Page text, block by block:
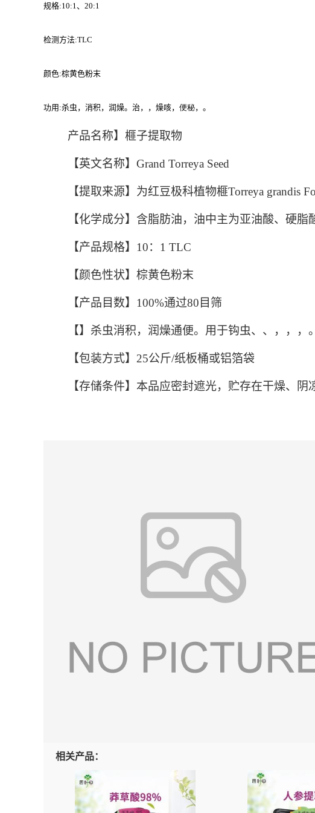
规格:10:1、 20:1
检测方法:TLC
颜色:棕黄色粉末
功用 :杀虫，消积，润燥。治，，燥咳， 便秘， 。
产品名称】榧子提取物
【英文名称】Grand Torreya Seed
【提取来源】为红豆极科植物榧Torreya grandis
【化学成分】含脂肪油，油中主为亚油酸、硬
【产品规格】10：1 TLC
【颜色性状】棕黄色粉末
【产品目数】100%通过80目筛
【】杀虫消积，润燥通便。用于钩虫、、，，，。
【包装方式】25公斤/纸板桶或铝箔袋
【存储条件】本品应密封遮光，贮存在干燥、阴
相关产品：